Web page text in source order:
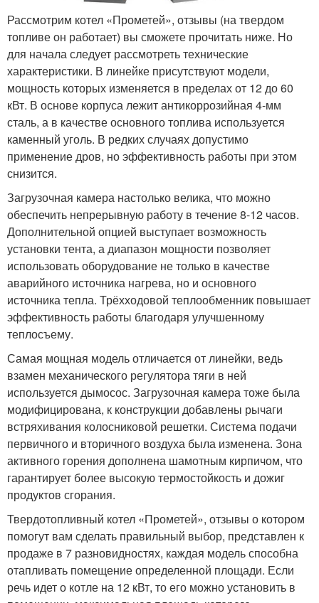
Рассмотрим котел «Прометей», отзывы (на твердом
топливе он работает) вы сможете прочитать ниже. Но
для начала следует рассмотреть технические
характеристики. В линейке присутствуют модели,
мощность которых изменяется в пределах от 12 до 60
кВт. В основе корпуса лежит антикоррозийная 4-мм
сталь, а в качестве основного топлива используется
каменный уголь. В редких случаях допустимо
применение дров, но эффективность работы при этом
снизится.
Загрузочная камера настолько велика, что можно
обеспечить непрерывную работу в течение 8-12 часов.
Дополнительной опцией выступает возможность
установки тента, а диапазон мощности позволяет
использовать оборудование не только в качестве
аварийного источника нагрева, но и основного
источника тепла. Трёхходовой теплообменник повышает
эффективность работы благодаря улучшенному
теплосъему.
Самая мощная модель отличается от линейки, ведь
взамен механического регулятора тяги в ней
используется дымосос. Загрузочная камера тоже была
модифицирована, к конструкции добавлены рычаги
встряхивания колосниковой решетки. Система подачи
первичного и вторичного воздуха была изменена. Зона
активного горения дополнена шамотным кирпичом, что
гарантирует более высокую термостойкость и дожиг
продуктов сгорания.
Твердотопливный котел «Прометей», отзывы о котором
помогут вам сделать правильный выбор, представлен к
продаже в 7 разновидностях, каждая модель способна
отапливать помещение определенной площади. Если
речь идет о котле на 12 кВт, то его можно установить в